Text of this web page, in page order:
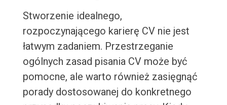
Stworzenie idealnego,
rozpoczynającego karierę CV nie jest
łatwym zadaniem. Przestrzeganie
ogólnych zasad pisania CV może być
pomocne, ale warto również zasięgnąć
porady dostosowanej do konkretnego